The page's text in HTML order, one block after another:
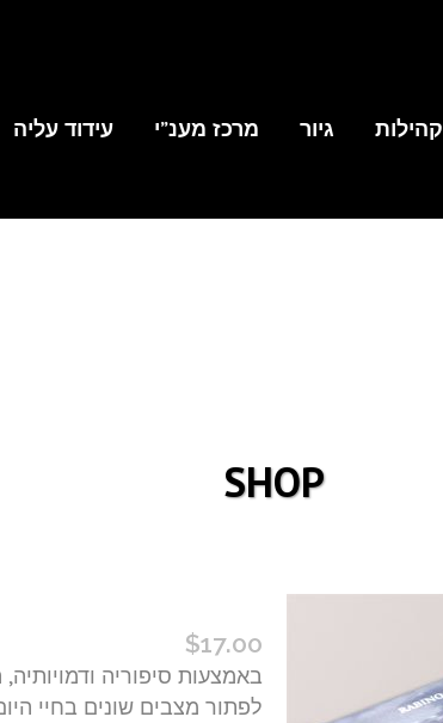
קהילות גיור מרכז מענ”י עידוד עליה
SHOP
$17.00
באמצעות סיפוריה
לפתור מצבים שונים בחיי